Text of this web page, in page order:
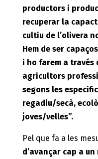
productors i
recuperar la
cultiu de l’olivera
Hem de ser
i ho farem a través
agricultors
segons les
regadiu/secà,
joves/velles”.
Pel que fa a les
d’avançar cap a un